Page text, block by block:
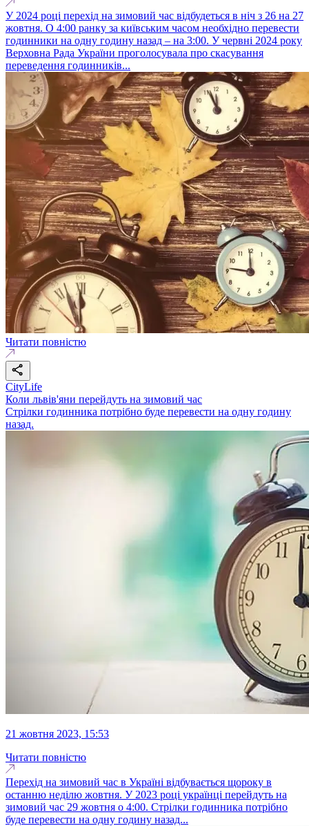
У 2024 році перехід на зимовий час відбудеться в ніч з 26 на 27
жовтня. О 4:00 ранку за київським часом необхідно перевести
годинники на одну годину назад – на 3:00. У червні 2024 року
Верховна Рада України проголосувала про скасування
переведення годинників...
Читати повністю
CityLife
Коли львів'яни перейдуть на зимовий час
Стрілки годинника потрібно буде перевести на одну годину
назад.
21 жовтня 2023, 15:53
Читати повністю
Перехід на зимовий час в Україні відбувається щороку в
останню неділю жовтня. У 2023 році українці перейдуть на
зимовий час 29 жовтня о 4:00. Стрілки годинника потрібно
буде перевести на одну годину назад...